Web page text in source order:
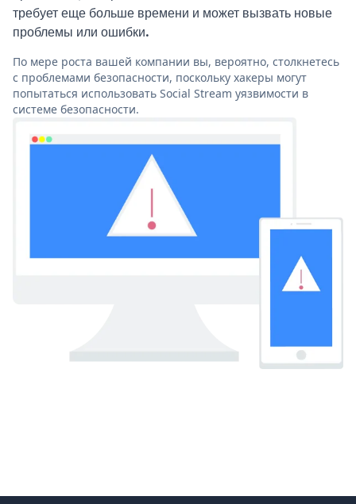
требует еще больше времени и может вызвать новые
проблемы или ошибки.
По мере роста вашей компании вы, вероятно, столкнетесь
с проблемами безопасности, поскольку хакеры могут
попытаться использовать Social Stream уязвимости в
системе безопасности.